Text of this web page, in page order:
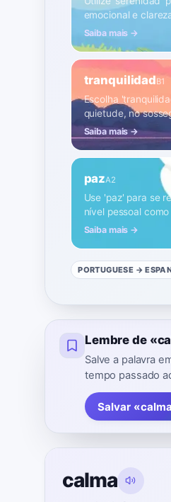
emocional e
Saiba mais →
tranquilidadB1
Escolha
quietude, no
Saiba mais →
pazA2
Use 'paz' para se
nível pessoal
Saiba mais →
PORTUGUESE →
Lembre de
Salve a palavra
tempo passado
Salvar
calma